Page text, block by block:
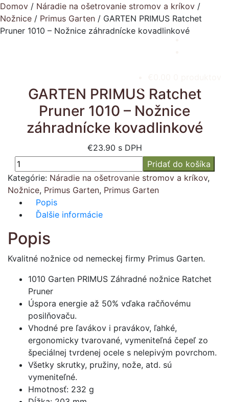
Domov / Náradie na ošetrovanie stromov a kríkov /
Nožnice / Primus Garten / GARTEN PRIMUS Ratchet
Pruner 1010 – Nožnice záhradnícke kovadlinkové
GARTEN PRIMUS Ratchet
Pruner 1010 – Nožnice
záhradnícke kovadlinkové
€23.90 s DPH
množstvo
GARTEN
PRIMUS
Ratchet
Pruner
-
Nožnice
záhradnícke
Pridať do košíka
Kategórie: Náradie na ošetrovanie stromov a kríkov,
Nožnice, Primus Garten, Primus Garten
Popis
Ďalšie informácie
Popis
Kvalitné nožnice od nemeckej firmy Primus Garten.
1010 Garten PRIMUS Záhradné nožnice Ratchet
Pruner
Úspora energie až 50% vďaka račňovému
posilňovaču.
Vhodné pre ľavákov i pravákov, ľahké,
ergonomicky tvarované, vymeniteľná čepeľ zo
špeciálnej tvrdenej ocele s nelepivým povrchom.
Všetky skrutky, pružiny, nože, atd. sú
vymeniteľné.
Hmotnosť: 232 g